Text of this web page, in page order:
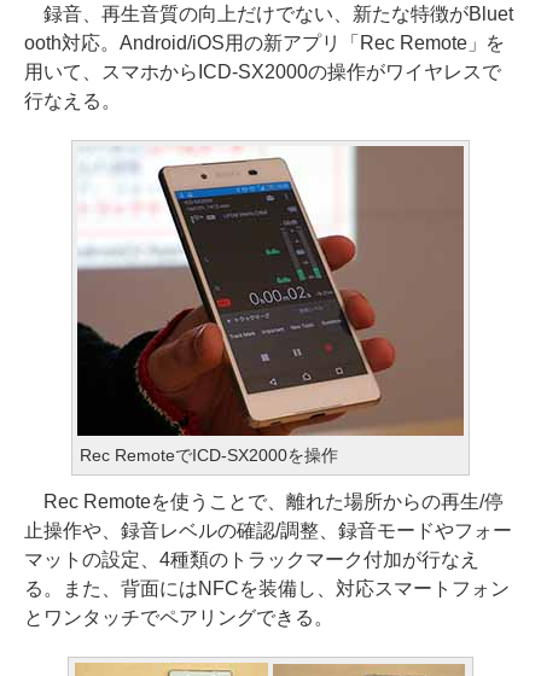
録音、再生音質の向上だけでない、新たな特徴がBluet
ooth対応。Android/iOS用の新アプリ「Rec Remote」を
用いて、スマホからICD-SX2000の操作がワイヤレスで
行なえる。
Rec RemoteでICD-SX2000を操作
Rec Remoteを使うことで、離れた場所からの再生/停
止操作や、録音レベルの確認/調整、録音モードやフォー
マットの設定、4種類のトラックマーク付加が行なえ
る。また、背面にはNFCを装備し、対応スマートフォン
とワンタッチでペアリングできる。